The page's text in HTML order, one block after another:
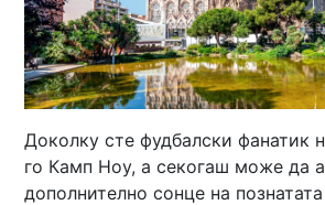
Доколку сте фудбалски фанатик
го Камп Ноу, а секогаш може да
дополнително сонце на